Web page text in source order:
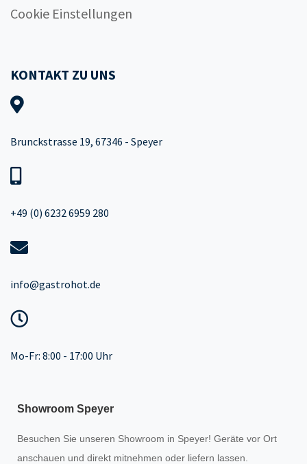
Cookie Einstellungen
KONTAKT ZU UNS
Brunckstrasse 19, 67346 - Speyer
+49 (0) 6232 6959 280
info@gastrohot.de
Mo-Fr: 8:00 - 17:00 Uhr
Showroom Speyer
Besuchen Sie unseren Showroom in Speyer! Geräte vor Ort
anschauen und direkt mitnehmen oder liefern lassen.